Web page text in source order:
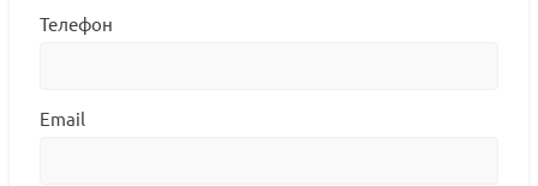
Телефон
Email